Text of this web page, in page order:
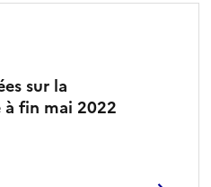
sur la
fin mai 2022